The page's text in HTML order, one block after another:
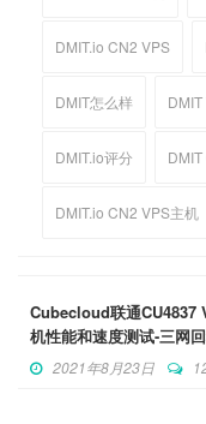
DMIT.io CN2 VPS
DMIT怎么样
DMIT.io评分
DMIT.io CN2 VPS主机
Cubecloud联通CU4837
机性能和速度测试-三网
CU4837速度快
2021年8月23日